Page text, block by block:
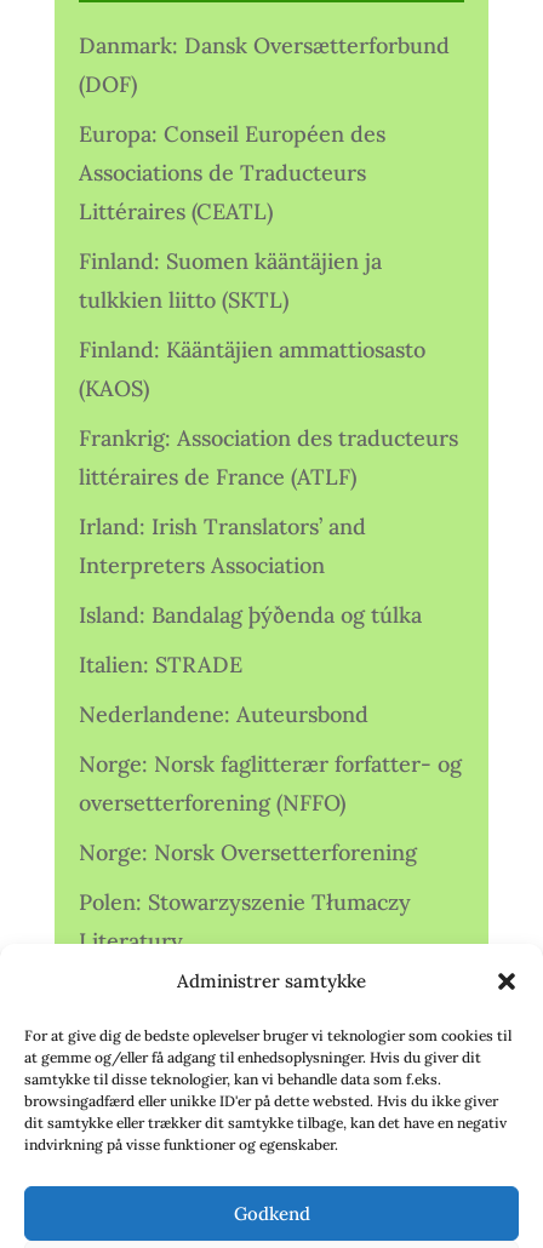
Administrer samtykke
For at give dig de bedste oplevelser bruger vi teknologier som cookies til
at gemme og/eller få adgang til enhedsoplysninger. Hvis du giver dit
samtykke til disse teknologier, kan vi behandle data som f.eks.
browsingadfærd eller unikke ID'er på dette websted. Hvis du ikke giver
dit samtykke eller trækker dit samtykke tilbage, kan det have en negativ
indvirkning på visse funktioner og egenskaber.
Godkend
Danmark: Dansk Oversætterforbund
(DOF)
Europa: Conseil Européen des
Associations de Traducteurs
Littéraires (CEATL)
Finland: Suomen kääntäjien ja
tulkkien liitto (SKTL)
Finland: Kääntäjien ammattiosasto
(KAOS)
Frankrig: Association des traducteurs
littéraires de France (ATLF)
Irland: Irish Translators’ and
Interpreters Association
Island: Bandalag þýðenda og túlka
Italien: STRADE
Nederlandene: Auteursbond
Norge: Norsk faglitterær forfatter- og
oversetterforening (NFFO)
Norge: Norsk Oversetterforening
Polen: Stowarzyszenie Tłumaczy
Literatury
Storbritannien: Translators
Association (TA)
Sverige: Översättarsektionen (Ö.)
Sverige: Översättarcentrum (ÖC)
deutschsprachiger Übersetzer (VdÜ)